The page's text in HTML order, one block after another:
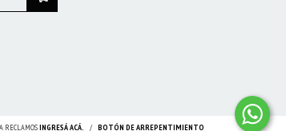
RECLAMOSINGRESÁ ACÁ. / BOTÓN DE ARREPENTIMIENTO